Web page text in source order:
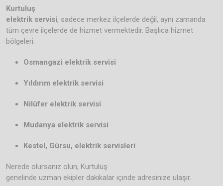
Kurtuluş
elektrik servisi, sadece merkez ilçelerde değil, aynı zamanda
tüm çevre ilçelerde de hizmet vermektedir. Başlıca hizmet
bölgeleri:
Osmangazi elektrik servisi
Yıldırım elektrik servisi
Nilüfer elektrik servisi
Mudanya elektrik servisi
Kestel, Gürsu, elektrik servisleri
Nerede olursanız olun, Kurtuluş
genelinde uzman ekipler dakikalar içinde adresinize ulaşır.